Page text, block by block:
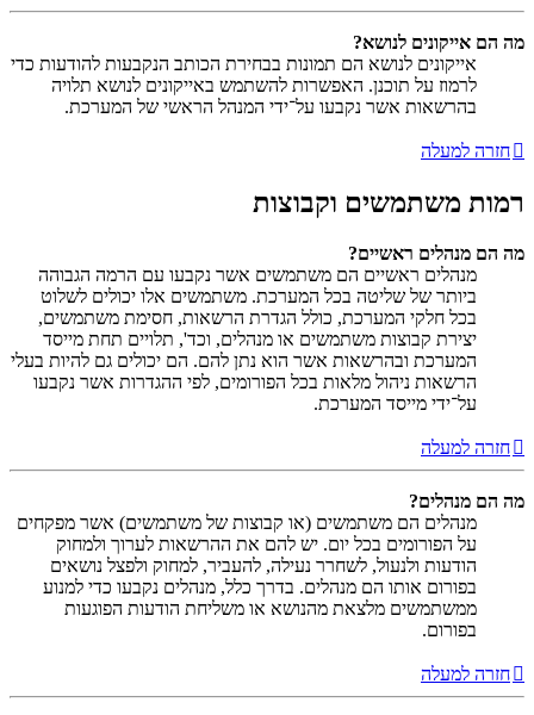
מה הם אייקונים לנושא?
אייקונים לנושא הם תמונות בבחירת הכותב הנקבעות להודעות כדי
לרמוז על תוכנן. האפשרות להשתמש באייקונים לנושא תלויה
בהרשאות אשר נקבעו על־ידי המנהל הראשי של המערכת.
חזרה למעלה
רמות משתמשים וקבוצות
מה הם מנהלים ראשיים?
מנהלים ראשיים הם משתמשים אשר נקבעו עם הרמה הגבוהה
ביותר של שליטה בכל המערכת. משתמשים אלו יכולים לשלוט
בכל חלקי המערכת, כולל הגדרת הרשאות, חסימת משתמשים,
יצירת קבוצות משתמשים או מנהלים, וכד', תלויים תחת מייסד
המערכת ובהרשאות אשר הוא נתן להם. הם יכולים גם להיות בעלי
הרשאות ניהול מלאות בכל הפורומים, לפי ההגדרות אשר נקבעו
על־ידי מייסד המערכת.
חזרה למעלה
מה הם מנהלים?
מנהלים הם משתמשים (או קבוצות של משתמשים) אשר מפקחים
על הפורומים בכל יום. יש להם את ההרשאות לערוך ולמחוק
הודעות ולנעול, לשחרר נעילה, להעביר, למחוק ולפצל נושאים
בפורום אותו הם מנהלים. בדרך כלל, מנהלים נקבעו כדי למנוע
ממשתמשים מלצאת מהנושא או משליחת הודעות הפוגעות
בפורום.
חזרה למעלה